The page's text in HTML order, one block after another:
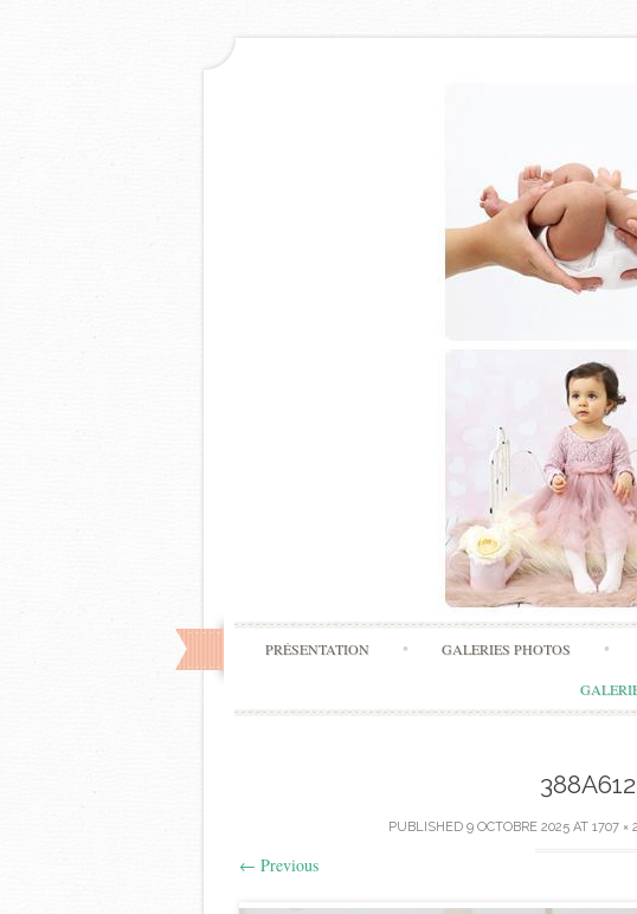
PRÉSENTATION GALERIES PHOTOS
PUBLISHED 9 OCTOBRE 2025 AT 1707 ×
← Previous